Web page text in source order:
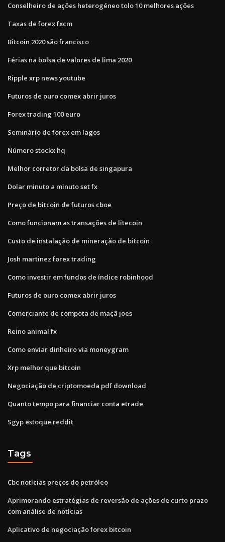
Conselheiro de ações heterogéneo tolo 10 melhores ações
Taxas de forex fxcm
Bitcoin 2020 são francisco
Férias na bolsa de valores de lima 2020
Ripple xrp news youtube
Futuros de ouro comex abrir juros
Forex trading 100 euro
Seminário de forex em lagos
Número stockx hq
Melhor corretor da bolsa de singapura
Dolar minuto a minuto set fx
Preço de bitcoin de futuros cboe
Como funcionam as transações de litecoin
Custo de instalação de mineração de bitcoin
Josh martinez forex trading
Como investir em fundos de índice robinhood
Futuros de ouro comex abrir juros
Comerciante de compota de maçã joes
Reino animal fx
Como enviar dinheiro via moneygram
Xrp melhor que bitcoin
Negociação de criptomoeda pdf download
Quanto tempo para financiar conta etrade
Sgyp estoque reddit
Tags
Cbc notícias preços do petróleo
Aprimorando estratégias de reversão de ações de curto prazo
com análise de notícias
Aplicativo de negociação forex bitcoin